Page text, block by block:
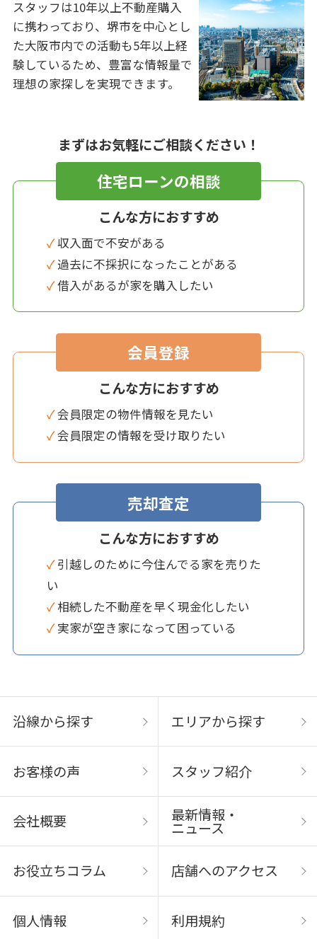
スタッフは10年以上不動産購入
に携わっており、堺市を中心とし
た大阪市内での活動も5年以上経
験しているため、豊富な情報量で
理想の家探しを実現できます。
まずはお気軽にご相談ください！
住宅ローンの相談
こんな方におすすめ
✓ 収入面で不安がある
✓ 過去に不採択になったことがある
✓ 借入があるが家を購入したい
会員登録
こんな方におすすめ
✓ 会員限定の物件情報を見たい
✓ 会員限定の情報を受け取りたい
売却査定
こんな方におすすめ
✓ 引越しのために今住んでる家を売りた
い
✓ 相続した不動産を早く現金化したい
✓ 実家が空き家になって困っている
沿線から探す エリアから探す
お客様の声 スタッフ紹介
会社概要 最新情報・
ニュース
お役立ちコラム 店舗へのアクセス
個人情報 利用規約